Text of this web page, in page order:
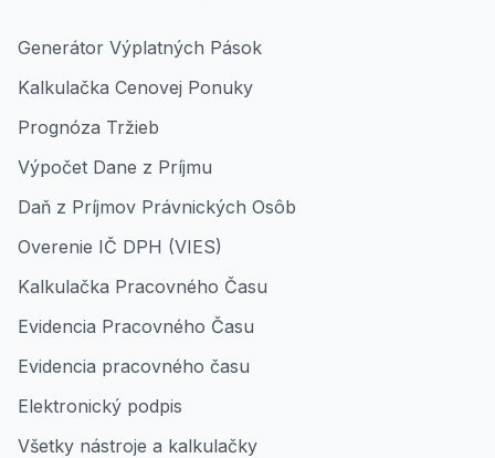
Generátor Výplatných Pások
Kalkulačka Cenovej Ponuky
Prognóza Tržieb
Výpočet Dane z Príjmu
Daň z Príjmov Právnických Osôb
Overenie IČ DPH (VIES)
Kalkulačka Pracovného Času
Evidencia Pracovného Času
Evidencia pracovného času
Elektronický podpis
Všetky nástroje a kalkulačky